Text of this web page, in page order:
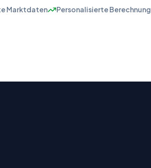
Marktdaten Personalisierte Berechnung